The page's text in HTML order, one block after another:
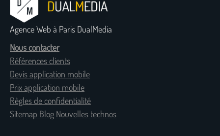
Agence Web à Paris DualMedia
Nous contacter
Références clients
Devis application mobile
Prix application mobile
Règles de confidentialité
Sitemap Blog Nouvelles technos